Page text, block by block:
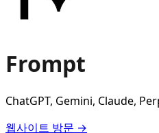
Frompt
ChatGPT, Gemini, Claude,
웹사이트 방문 →